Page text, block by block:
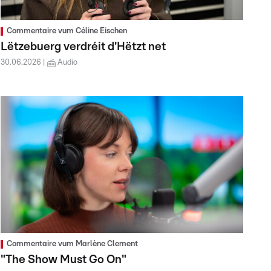
Commentaire vum Céline Eischen
Lëtzebuerg verdréit d'Hëtzt net
30.06.2026 Audio
Commentaire vum Marlène Clement
"The Show Must Go On"